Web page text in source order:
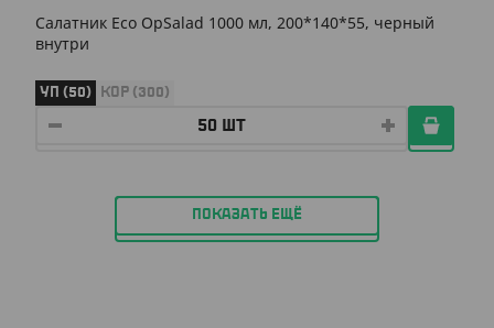
Салатник Eco OpSalad 1000 мл, 200*140*55, черный
внутри
УП (50) КОР (300)
ПОКАЗАТЬ ЕЩЁ